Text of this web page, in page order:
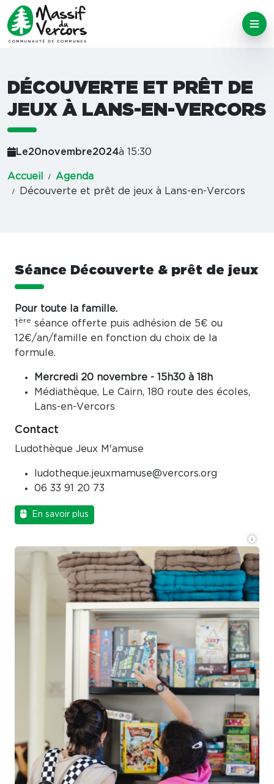
DÉCOUVERTE ET PRÊT DE
JEUX À LANS-EN-VERCORS
Le20novembre2024à 15:30
Accueil
Agenda
Découverte et prêt de jeux à Lans-en-Vercors
Séance Découverte & prêt de jeux
Pour toute la famille.
1 ère séance offerte puis adhésion de 5€ ou
12€/an/famille en fonction du choix de la
formule.
Mercredi 20 novembre - 15h30 à 18h
Médiathèque, Le Cairn, 180 route des écoles,
Lans-en-Vercors
Contact
Ludothèque Jeux M'amuse
ludotheque.jeuxmamuse@vercors.org
06 33 91 20 73
En savoir plus